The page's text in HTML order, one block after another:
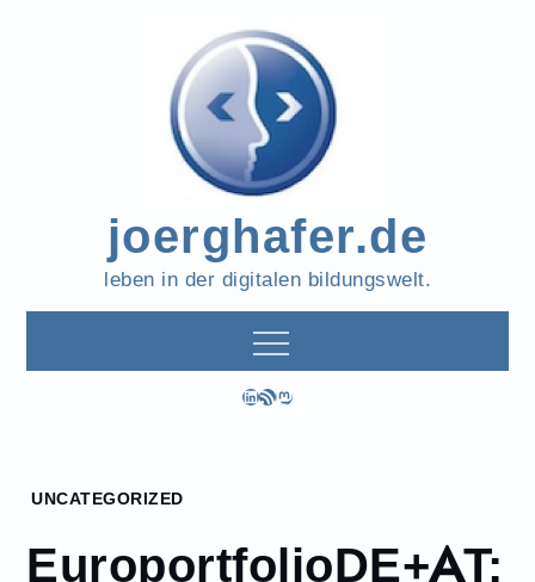
joerghafer.de
leben in der digitalen bildungswelt.
LinkedIn
RSS-FeedMastodon
Home
Oktober
UNCATEGORIZED
EuroportfolioDE+AT: